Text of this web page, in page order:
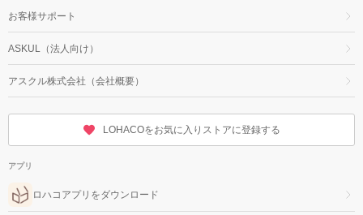
お客様サポート
ASKUL（法人向け）
アスクル株式会社（会社概要）
LOHACOをお気に入りストアに登録する
アプリ
ロハコアプリをダウンロード